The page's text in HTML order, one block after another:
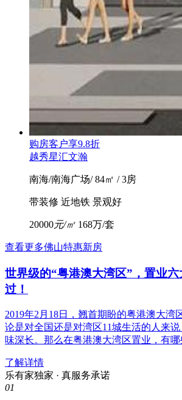
购房客户享9.8折
越秀星汇文瀚
南海/南海广场/ 84㎡ / 3房
带装修 近地铁 景观好
20000元/㎡ 168万/套
查看更多佛山特惠新房
世界级的“粤港澳大湾区”，置业
过！
2019年2月18日，翘首期盼的粤港澳大湾
论是对全国还是对湾区11城生活的人来
味深长。那么在粤港澳大湾区置业，有哪
了解详情
乐有家独家 · 真服务承诺
01